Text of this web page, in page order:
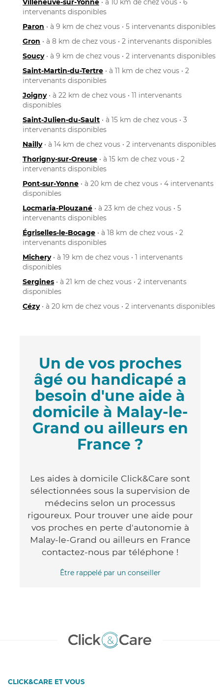
Villeneuve-sur-Yonne • à 10 km de chez vous • 6
intervenants disponibles
Paron • à 9 km de chez vous • 5 intervenants disponibles
Gron • à 8 km de chez vous • 2 intervenants disponibles
Soucy• à 9 km de chez vous • 2 intervenants disponibles
Saint-Martin-du-Tertre • à 11 km de chez vous • 2
intervenants disponibles
Joigny• à 22 km de chez vous • 11 intervenants
disponibles
Saint-Julien-du-Sault • à 15 km de chez vous • 3
intervenants disponibles
Nailly• à 14 km de chez vous • 2 intervenants disponibles
Thorigny-sur-Oreuse • à 15 km de chez vous • 2
intervenants disponibles
Pont-sur-Yonne • à 20 km de chez vous • 4 intervenants
disponibles
Locmaria-Plouzané • à 23 km de chez vous • 5
intervenants disponibles
Égriselles-le-Bocage • à 18 km de chez vous • 2
intervenants disponibles
Michery• à 19 km de chez vous • 1 intervenants
disponibles
Sergines • à 21 km de chez vous • 2 intervenants
disponibles
Cézy• à 20 km de chez vous • 2 intervenants disponibles
Un de vos proches
âgé ou handicapé a
besoin d'une aide à
domicile à Malay-le-
Grand ou ailleurs en
France ?
Les aides à domicile Click&Care sont
sélectionnées sous la supervision de
médecins selon un processus
rigoureux. Pour trouver une aide pour
vos proches en perte d'autonomie à
Malay-le-Grand ou ailleurs en France
contactez-nous par téléphone !
Être rappelé par un conseiller
CLICK&CARE ET VOUS